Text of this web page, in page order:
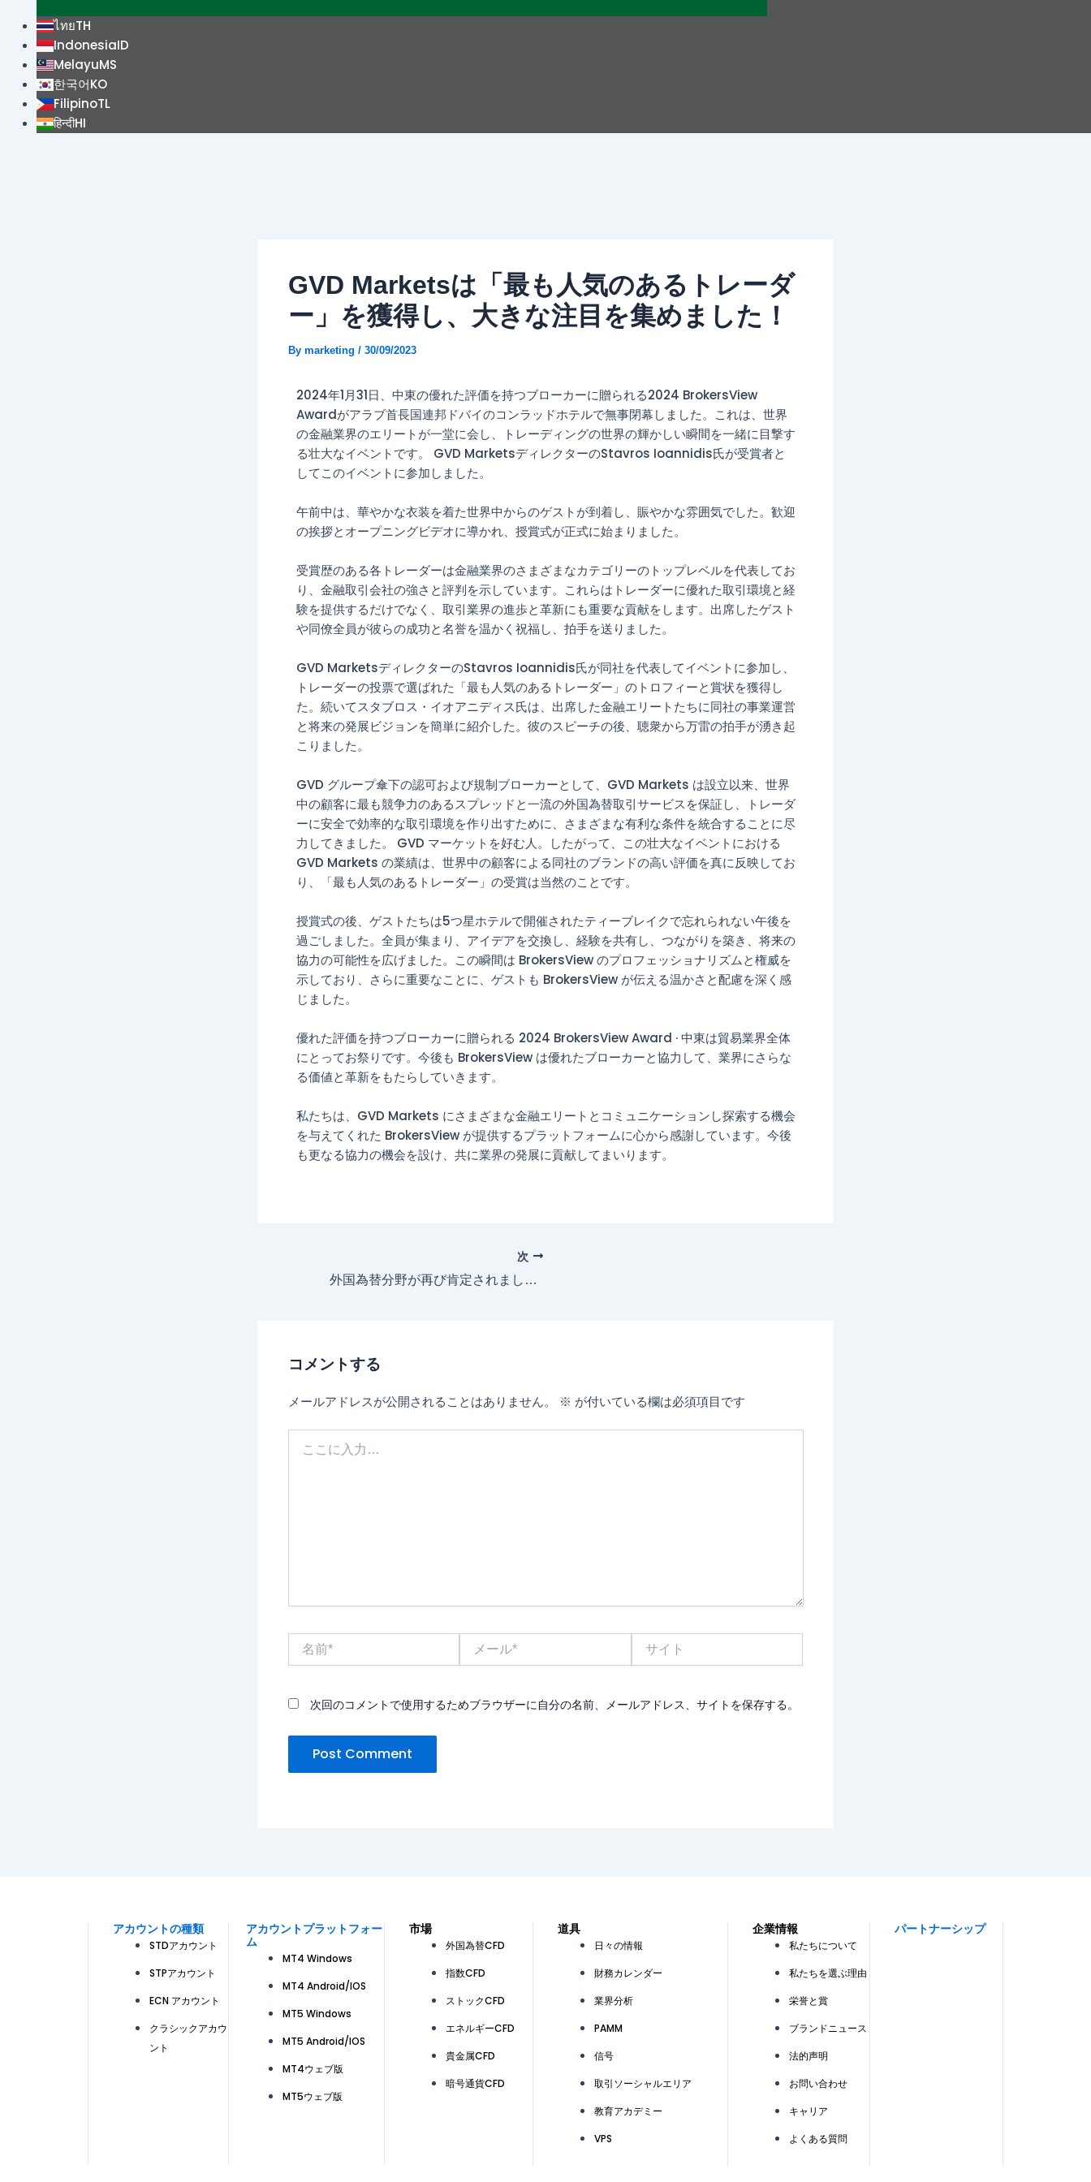
ไทยTH
IndonesiaID
MelayuMS
한국어KO
FilipinoTL
हिन्दीHI
GVD Marketsは「最も人気のあるトレーダ
ー」を獲得し、大きな注目を集めました！
By marketing / 30/09/2023
2024年1月31日、中東の優れた評価を持つブローカーに贈られる2024 BrokersView
Awardがアラブ首長国連邦ドバイのコンラッドホテルで無事閉幕しました。これは、世界
の金融業界のエリートが一堂に会し、トレーディングの世界の輝かしい瞬間を一緒に目撃す
る壮大なイベントです。 GVD MarketsディレクターのStavros Ioannidis氏が受賞者と
してこのイベントに参加しました。
午前中は、華やかな衣装を着た世界中からのゲストが到着し、賑やかな雰囲気でした。歓迎
の挨拶とオープニングビデオに導かれ、授賞式が正式に始まりました。
受賞歴のある各トレーダーは金融業界のさまざまなカテゴリーのトップレベルを代表してお
り、金融取引会社の強さと評判を示しています。これらはトレーダーに優れた取引環境と経
験を提供するだけでなく、取引業界の進歩と革新にも重要な貢献をします。出席したゲスト
や同僚全員が彼らの成功と名誉を温かく祝福し、拍手を送りました。
GVD MarketsディレクターのStavros Ioannidis氏が同社を代表してイベントに参加し、
トレーダーの投票で選ばれた「最も人気のあるトレーダー」のトロフィーと賞状を獲得し
た。続いてスタブロス・イオアニディス氏は、出席した金融エリートたちに同社の事業運営
と将来の発展ビジョンを簡単に紹介した。彼のスピーチの後、聴衆から万雷の拍手が湧き起
こりました。
GVD グループ傘下の認可および規制ブローカーとして、GVD Markets は設立以来、世界
中の顧客に最も競争力のあるスプレッドと一流の外国為替取引サービスを保証し、トレーダ
ーに安全で効率的な取引環境を作り出すために、さまざまな有利な条件を統合することに尽
力してきました。 GVD マーケットを好む人。したがって、この壮大なイベントにおける
GVD Markets の業績は、世界中の顧客による同社のブランドの高い評価を真に反映してお
り、「最も人気のあるトレーダー」の受賞は当然のことです。
授賞式の後、ゲストたちは5つ星ホテルで開催されたティーブレイクで忘れられない午後を
過ごしました。全員が集まり、アイデアを交換し、経験を共有し、つながりを築き、将来の
協力の可能性を広げました。この瞬間は BrokersView のプロフェッショナリズムと権威を
示しており、さらに重要なことに、ゲストも BrokersView が伝える温かさと配慮を深く感
じました。
優れた評価を持つブローカーに贈られる 2024 BrokersView Award · 中東は貿易業界全体
にとってお祭りです。今後も BrokersView は優れたブローカーと協力して、業界にさらな
る価値と革新をもたらしていきます。
私たちは、GVD Markets にさまざまな金融エリートとコミュニケーションし探索する機会
を与えてくれた BrokersView が提供するプラットフォームに心から感謝しています。今後
も更なる協力の機会を設け、共に業界の発展に貢献してまいります。
次
外国為替分野が再び肯定されました！ GVD Markets が外国為替賞を受賞!
コメントする
メールアドレスが公開されることはありません。 ※ が付いている欄は必須項目です
次回のコメントで使用するためブラウザーに自分の名前、メールアドレス、サイトを保存する。
アカウントの種類
STDアカウント
STPアカウント
ECN アカウント
クラシックアカウ
ント
アカウントプラットフォー
ム
MT4 Windows
MT4 Android/IOS
MT5 Windows
MT5 Android/IOS
MT4ウェブ版
MT5ウェブ版
市場
外国為替CFD
指数CFD
ストックCFD
エネルギーCFD
貴金属CFD
暗号通貨CFD
道具
日々の情報
財務カレンダー
業界分析
PAMM
信号
取引ソーシャルエリア
教育アカデミー
VPS
企業情報
私たちについて
私たちを選ぶ理由
栄誉と賞
ブランドニュース
法的声明
お問い合わせ
キャリア
よくある質問
パートナーシップ